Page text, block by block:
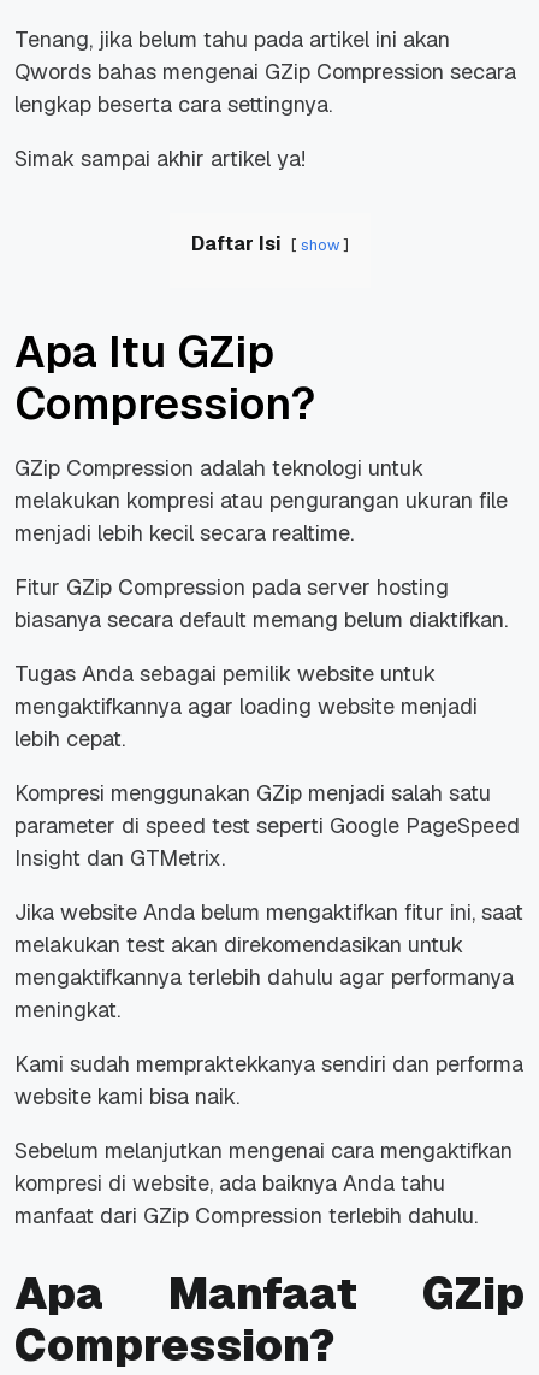
Tenang, jika belum tahu pada artikel ini akan
Qwords bahas mengenai GZip Compression secara
lengkap beserta cara settingnya.
Simak sampai akhir artikel ya!
Daftar Isi show
Apa Itu GZip
Compression?
GZip Compression adalah teknologi untuk
melakukan kompresi atau pengurangan ukuran file
menjadi lebih kecil secara realtime.
Fitur GZip Compression pada server hosting
biasanya secara default memang belum diaktifkan.
Tugas Anda sebagai pemilik website untuk
mengaktifkannya agar loading website menjadi
lebih cepat.
Kompresi menggunakan GZip menjadi salah satu
parameter di speed test seperti Google PageSpeed
Insight dan GTMetrix.
Jika website Anda belum mengaktifkan fitur ini, saat
melakukan test akan direkomendasikan untuk
mengaktifkannya terlebih dahulu agar performanya
meningkat.
Kami sudah mempraktekkanya sendiri dan performa
website kami bisa naik.
Sebelum melanjutkan mengenai cara mengaktifkan
kompresi di website, ada baiknya Anda tahu
manfaat dari GZip Compression terlebih dahulu.
Apa Manfaat GZip
Compression?